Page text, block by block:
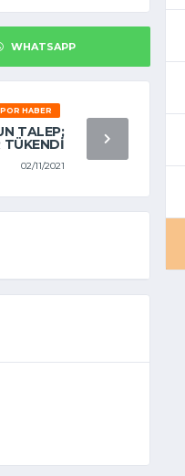
WHATSAPP
HABER
TALEP;
TÜKENDİ
02/11/2021